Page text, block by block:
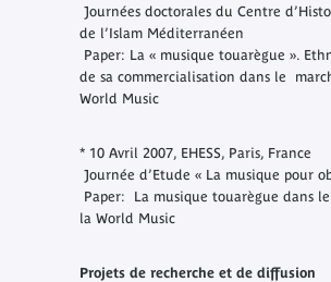
Journées doctorales du Centre
de l’Islam Méditerranéen
Paper: La « musique touarègue ».
de sa commercialisation dans le
World Music
* 10 Avril 2007, EHESS, Paris, France
Journée d’Etude « La musique pour
Paper: La musique touarègue dans
la World Music
Projets de recherche et de diffusion